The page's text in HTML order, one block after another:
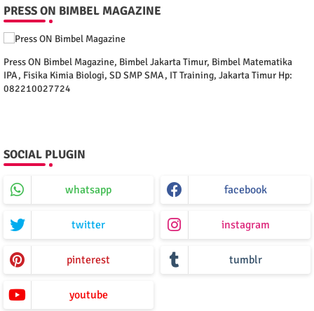
PRESS ON BIMBEL MAGAZINE
Press ON Bimbel Magazine, Bimbel Jakarta Timur, Bimbel Matematika
IPA, Fisika Kimia Biologi, SD SMP SMA, IT Training, Jakarta Timur Hp:
082210027724
SOCIAL PLUGIN
whatsapp facebook
twitter instagram
pinterest tumblr
youtube